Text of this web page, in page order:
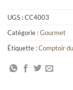
UGS :CC4003
Catégorie :Gourmet
Étiquette :Comptoir